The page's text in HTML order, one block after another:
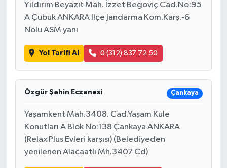
Yıldırım Beyazıt Mah. İzzet Begoviç Cad.No:95
A Çubuk ANKARA İlçe Jandarma Kom.Karş.-6
Nolu ASM yanı
Yol Tarifi Al 0 (312) 837 72 50
Özgür Şahin Eczanesi Çankaya
Yaşamkent Mah.3408. Cad.Yaşam Kule
Konutları A Blok No:138 Çankaya ANKARA
(Relax Plus Evleri karşısı) (Belediyeden
yenilenen Alacaatlı Mh.3407 Cd)